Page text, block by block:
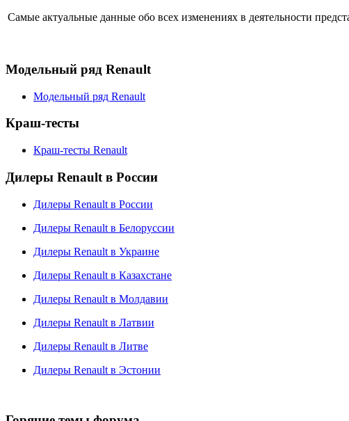
Самые актуальные данные обо всех изменениях в деятельности
Модельный ряд Renault
Модельный ряд Renault
Краш-тесты
Краш-тесты Renault
Дилеры Renault в России
Дилеры Renault в России
Дилеры Renault в Белоруссии
Дилеры Renault в Украине
Дилеры Renault в Казахстане
Дилеры Renault в Молдавии
Дилеры Renault в Латвии
Дилеры Renault в Литве
Дилеры Renault в Эстонии